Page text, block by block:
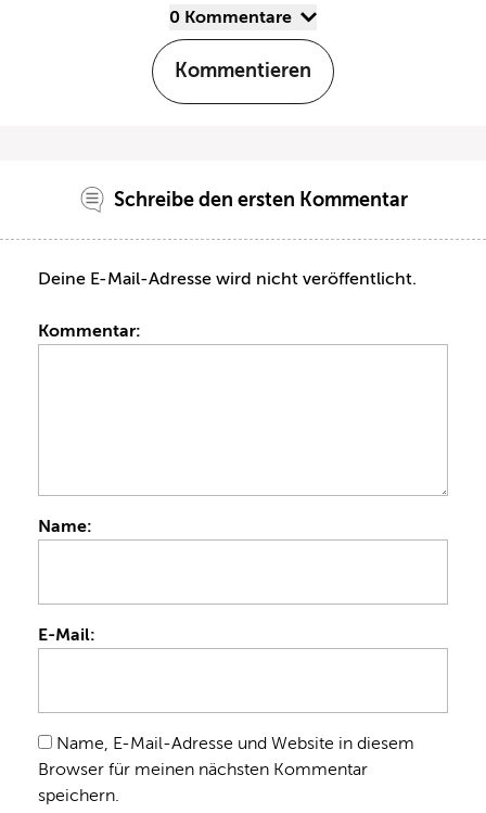
0 Kommentare
Kommentieren
Schreibe den ersten Kommentar
Deine E-Mail-Adresse wird nicht veröffentlicht.
Kommentar:
Name:
E-Mail:
Name, E-Mail-Adresse und Website in diesem
Browser für meinen nächsten Kommentar
speichern.